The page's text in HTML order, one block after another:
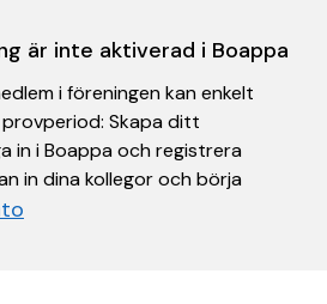
är inte aktiverad i Boappa
i föreningen kan enkelt
Skapa ditt
in i Boappa och registrera
in dina kollegor och börja